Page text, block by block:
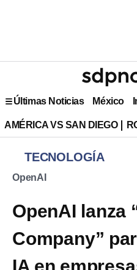
Últimas Noticias México
AMÉRICA VS SAN DIEGO
TECNOLOGÍA
OpenAI
OpenAI lanza
Company”